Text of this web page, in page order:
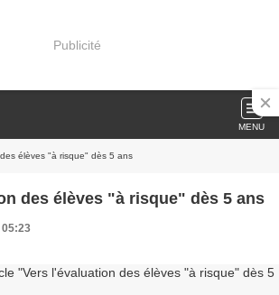
Publicité
MENU
élèves "à risque" dès 5 ans
des élèves "à risque" dès 5 ans
05:23